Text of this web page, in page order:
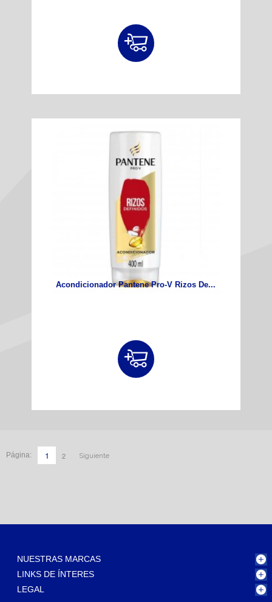
Acondicionador Pantene Pro-V Rizos De...
Página: 1 2 Siguiente
NUESTRAS MARCAS
LINKS DE ÍNTERES
LEGAL